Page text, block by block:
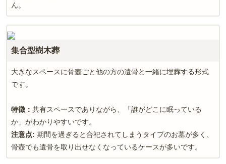
ん。
集合型樹木葬
大きなスペースに骨壺ごと他の方の遺骨と一緒に埋葬する形式
です。
特徴： 共有スペースでありながら、「誰がどこに眠っている
か」がわかりやすいです。
注意点: 期間を過ぎると合祀されてしまうタイプのお墓が多く、
骨壺でも遺骨を取り出せなくなっているケースが多いです。